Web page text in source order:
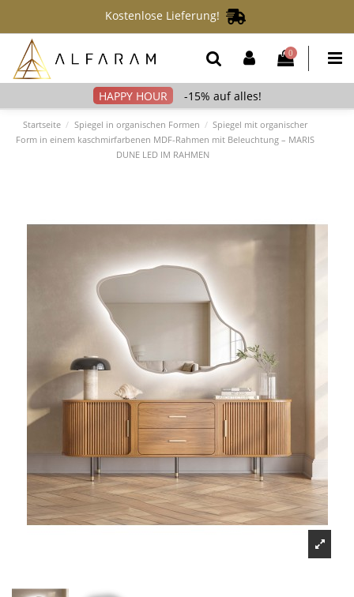
Kostenlose Lieferung!
0
-15% auf alles!
Startseite Spiegel in organischen Formen
Spiegel mit organischer
Form in einem kaschmirfarbenen MDF-Rahmen mit Beleuchtung – MARIS
DUNE LED IM RAHMEN